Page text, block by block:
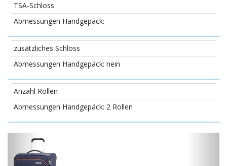
TSA-Schloss
zusätzliches Schloss
nein
Anzahl Rollen
2 Rollen